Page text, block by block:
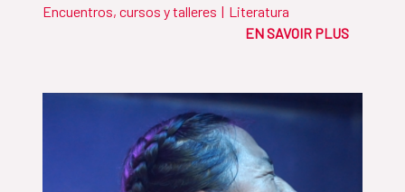
Encuentros, cursos y talleres | Literatura
EN SAVOIR PLUS